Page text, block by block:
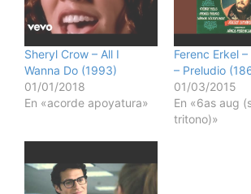
Sheryl Crow – All I
Wanna Do (1993)
01/01/2018
En «acorde apoyatura»
Ferenc Erkel
– Preludio
01/03/2015
En «6as aug
tritono)»